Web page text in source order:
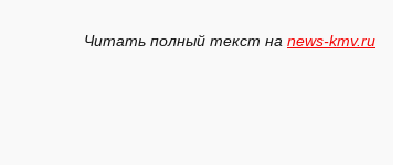
Читать полный текст на news-kmv.ru